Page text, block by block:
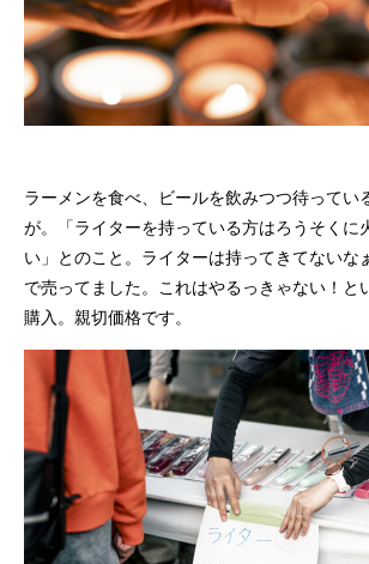
ラーメンを食べ、ビールを飲みつつ待ってい
が。「ライターを持っている方はろうそくに
い」とのこと。ライターは持ってきてないな
で売ってました。これはやるっきゃない！と
購入。親切価格です。